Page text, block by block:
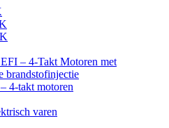
– 4-Takt Motoren met
brandstofinjectie
4-takt motoren
varen